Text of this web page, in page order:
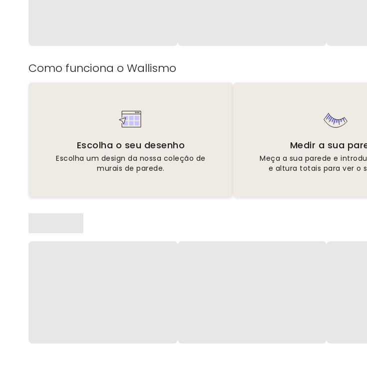
Como funciona o Wallismo
Escolha o seu desenho
Escolha um design da nossa coleção de
murais de parede.
Medir a sua
Meça a sua parede e
e altura totais para ver o